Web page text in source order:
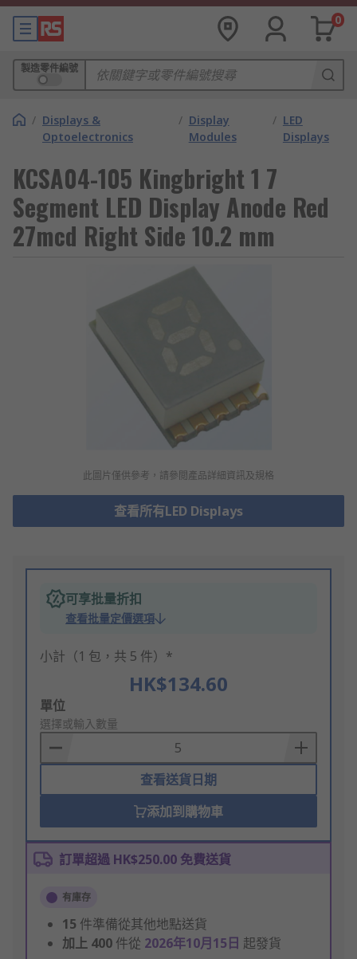
0
製造零件編號
/ Displays &
Optoelectronics
/ Display
Modules
/ LED
Displays
KCSA04-105 Kingbright 1 7
Segment LED Display Anode Red
27mcd Right Side 10.2 mm
此圖片僅供參考，請參閲產品詳細資訊及規格
查看所有LED Displays
可享批量折扣
查看批量定價選項
小計（1 包，共 5 件）*
HK$134.60
Add
to
Basket
單位
選擇或輸入數量
查看送貨日期
添加到購物車
訂單超過 HK$250.00 免費送貨
有庫存
15 件準備從其他地點送貨
加上 400 件從 2026年10月15日 起發貨